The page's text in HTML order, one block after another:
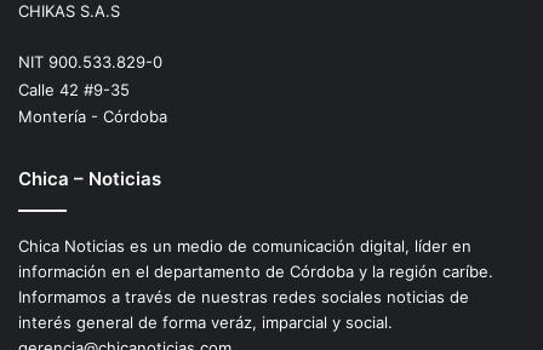
CHIKAS S.A.S
NIT 900.533.829-0
Calle 42 #9-35
Montería - Córdoba
Chica – Noticias
Chica Noticias es un medio de comunicación digital, líder en
información en el departamento de Córdoba y la región caríbe.
Informamos a través de nuestras redes sociales noticias de
interés general de forma veráz, imparcial y social.